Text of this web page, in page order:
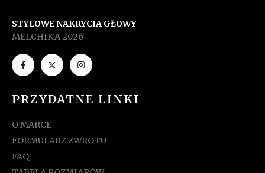
STYLOWE NAKRYCIA GŁOWY
MELCHIKA 2026
PRZYDATNE LINKI
O MARCE
FORMULARZ ZWROTU
FAQ